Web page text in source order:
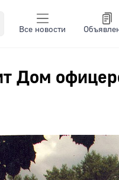
Все новости
Дом